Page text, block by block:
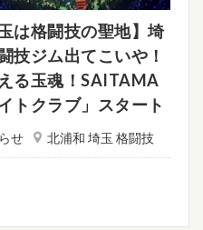
は格闘技の聖地】埼
技ジム出てこいや！
る玉魂！SAITAMA
トクラブ」スタート
せ 北浦和 埼玉 格闘技